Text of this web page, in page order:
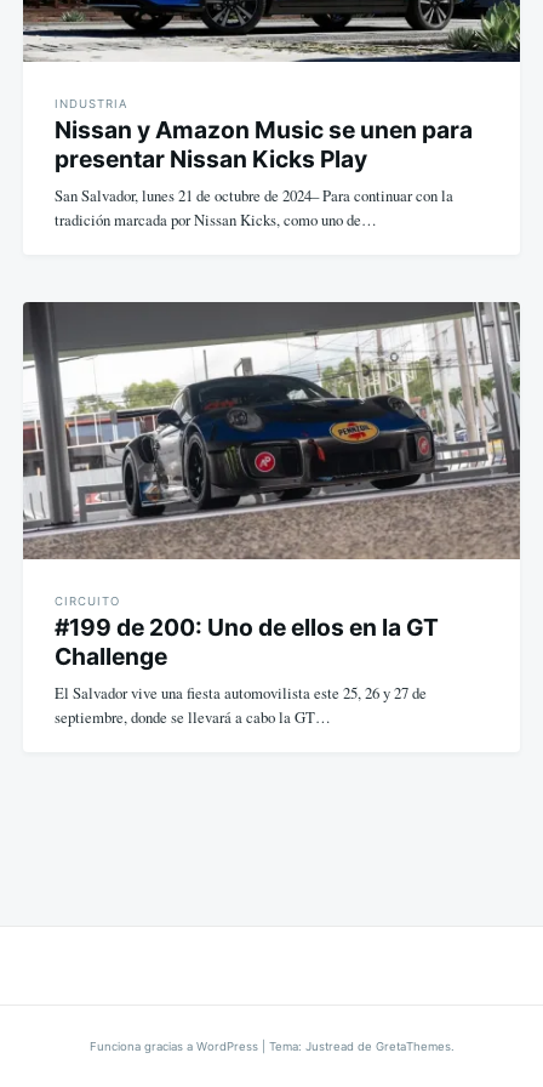
INDUSTRIA
Nissan y Amazon Music se unen para
presentar Nissan Kicks Play
San Salvador, lunes 21 de octubre de 2024– Para continuar con la
tradición marcada por Nissan Kicks, como uno de…
CIRCUITO
#199 de 200: Uno de ellos en la GT
Challenge
El Salvador vive una fiesta automovilista este 25, 26 y 27 de
septiembre, donde se llevará a cabo la GT…
Funciona gracias a WordPress Tema: Justread de GretaThemes.